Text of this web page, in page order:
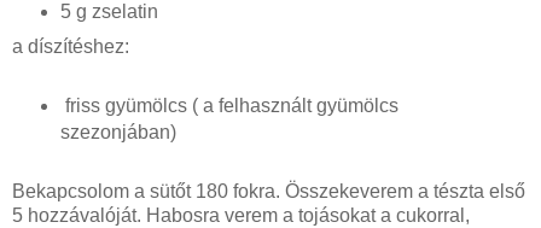
5 g zselatin
a díszítéshez:
friss gyümölcs ( a felhasznált gyümölcs
szezonjában)
Bekapcsolom a sütőt 180 fokra. Összekeverem a tészta első
5 hozzávalóját. Habosra verem a tojásokat a cukorral,